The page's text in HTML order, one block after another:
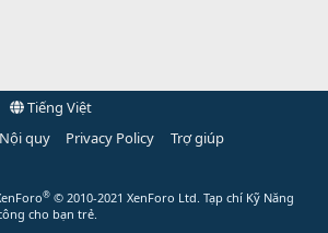
Tiếng Việt
quy Privacy Policy
Trợ giúp
® © 2010-2021 XenForo Ltd. Tạp chí Kỹ Năng
cho bạn trẻ.